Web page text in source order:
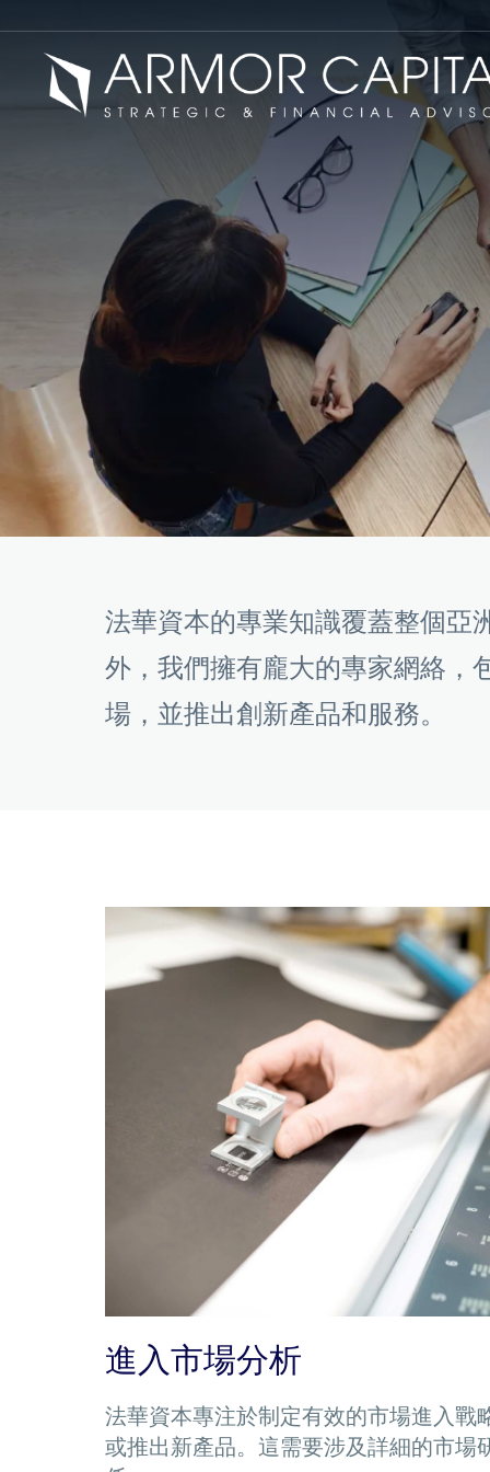
法華資本的專業知識覆蓋整個亞
外，我們擁有龐大的專家網絡，
場，並推出創新產品和服務。
進入市場分析
法華資本專注於制定有效的市場進入戰
或推出新產品。這需要涉及詳細的市場